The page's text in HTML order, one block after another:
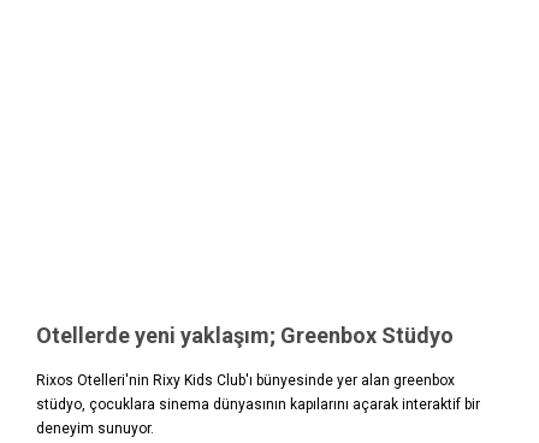
Otellerde yeni yaklaşım; Greenbox Stüdyo
Rixos Otelleri'nin Rixy Kids Club'ı bünyesinde yer alan greenbox
stüdyo, çocuklara sinema dünyasının kapılarını açarak interaktif bir
deneyim sunuyor.